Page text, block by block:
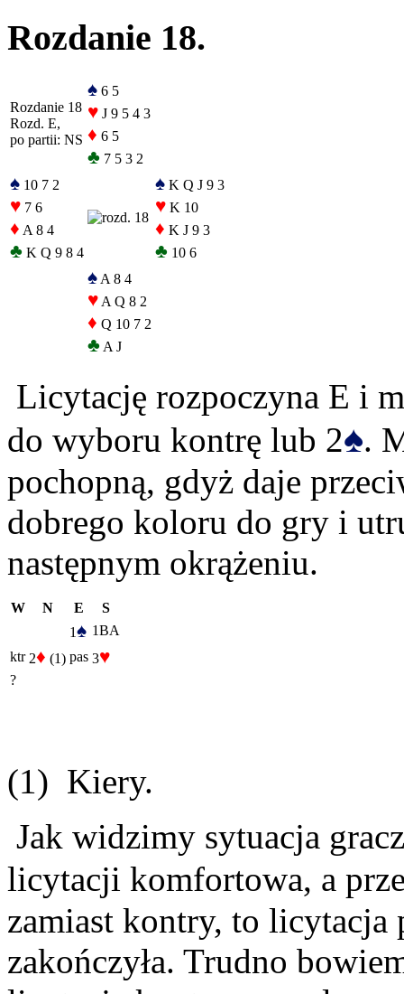
Rozdanie 18.
Rozdanie 18
Rozd. E,
po partii: NS
♠ 6 5
♥ J 9 5 4 3
♦ 6 5
♣ 7 5 3 2
♠ 10 7 2
♥ 7 6
♦ A 8 4
♣ K Q 9 8 4
♠ K Q J 9 3
♥ K 10
♦ K J 9 3
♣ 10 6
♠ A 8 4
♥ A Q 8 2
♦ Q 10 7 2
♣ A J
Licytację rozpoczyna E i
do wyboru kontrę lub 2♠.
pochopną, gdyż daje
dobrego koloru do gry i
następnym okrążeniu.
W N E
S
1♠ 1BA
ktr 2♦ (1) pas 3♥
?
(1) Kiery.
Jak widzimy sytuacja
licytacji komfortowa, a
zamiast kontry, to licytacja
zakończyła. Trudno